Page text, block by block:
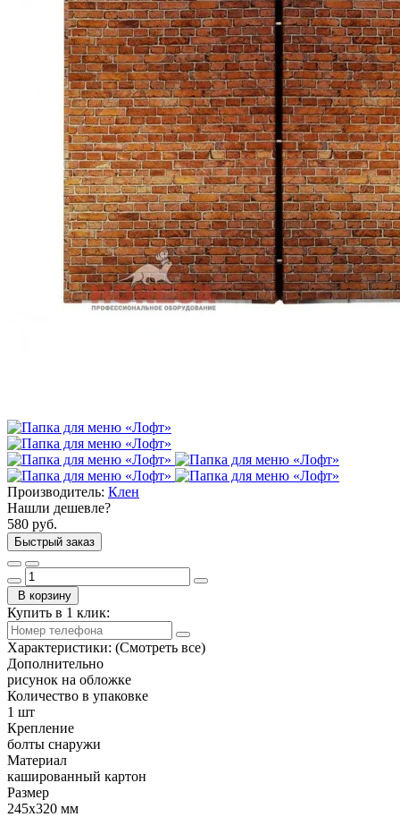
Производитель: Клен
Нашли дешевле?
580 руб.
Быстрый заказ
В корзину
Купить в 1 клик:
Характеристики: (Смотреть все)
Дополнительно
рисунок на обложке
Количество в упаковке
1 шт
Крепление
болты снаружи
Материал
кашированный картон
Размер
245х320 мм